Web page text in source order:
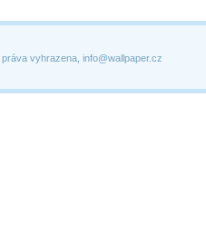
vyhrazena, info@wallpaper.cz